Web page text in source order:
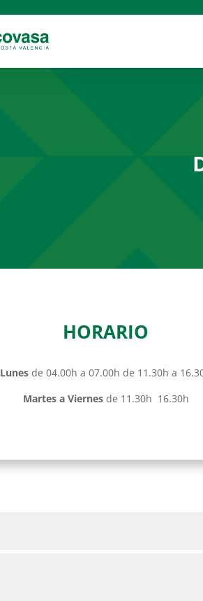
HORARIO
Lunes de 04.00h a 07.00h de 11.30h a
Martes a Viernesde 11.30h 16.30h